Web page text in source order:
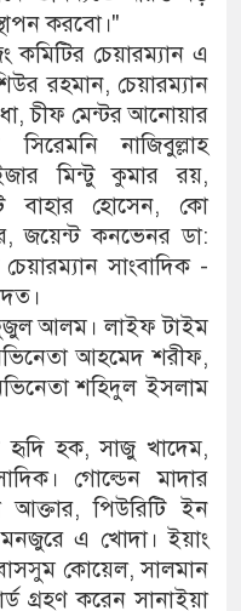
করবো।"
কমিটির চেয়ারম্যান এ
রহমান, চেয়ারম্যান
চীফ মেন্টর আনোয়ার
নাজিবুল্লাহ
মিন্টু কুমার রয়,
বাহার হোসেন, কো
জয়েন্ট কনভেনর ডা:
সাংবাদিক -
আলম। লাইফ টাইম
আহমেদ শরীফ,
শহিদুল ইসলাম
হৃদি হক, সাজু খাদেম,
গোল্ডেন মাদার
আক্তার, পিউরিটি ইন
এ খোদা। ইয়াং
কোয়েল, সালমান
গ্রহণ করেন সানাইয়া